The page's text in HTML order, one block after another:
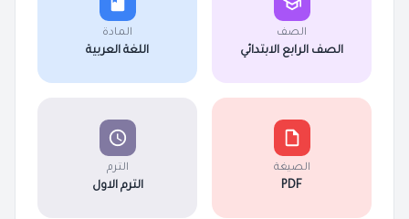
الصف
الصف الرابع الابتدائي
المادة
اللغة العربية
الصيغة
PDF
الترم
الترم الاول